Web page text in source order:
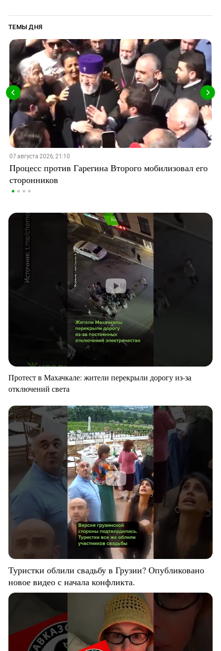
ТЕМЫ ДНЯ
07 августа 2026, 21:10
Процесс против Гарегина Второго мобилизовал его
сторонников
Протест в Махачкале: жители перекрыли дорогу из-за
отключений света
Туристки облили свадьбу в Грузии? Опубликовано
новое видео с начала конфликта.